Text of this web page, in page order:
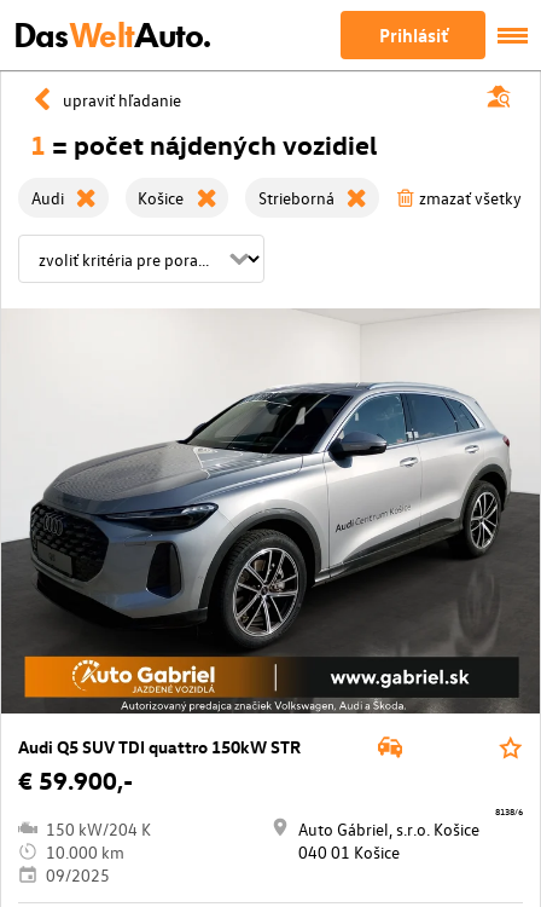
DasWeltAuto. Prihlásiť
upraviť hľadanie
1 = počet nájdených vozidiel
Audi Košice Strieborná zmazať všetky
Audi Q5 SUV TDI quattro 150kW STR
€ 59.900,-
150 kW/204 K
10.000 km
09/2025
Auto Gábriel, s.r.o. Košice
040 01 Košice
8138/6